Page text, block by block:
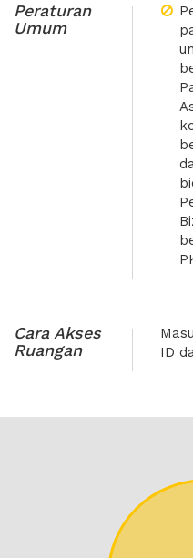
Peraturan
Umum
Cara Akses
Ruangan
ID